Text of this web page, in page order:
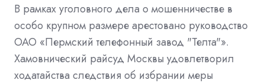
В рамках уголовного дела о мошенничестве в
особо крупном размере арестовано руководство
ОАО «Пермский телефонный завод "Телта"».
Хамовнический райсуд Москвы удовлетворил
ходатайства следствия об избрании меры